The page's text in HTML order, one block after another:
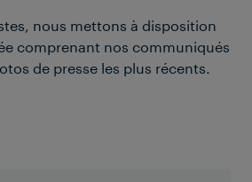
nous mettons à disposition
comprenant nos communiqués
de presse les plus récents.